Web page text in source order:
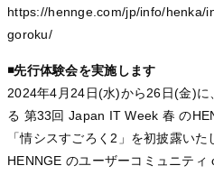
https://hennge.com/jp/info/henka/
goroku/
◾️先行体験会を実施します
2024年4月24日(水)から26日(金)に
る 第33回 Japan IT Week 春 の
「情シスすごろく2」を初披露いた
HENNGE のユーザーコミュニテ